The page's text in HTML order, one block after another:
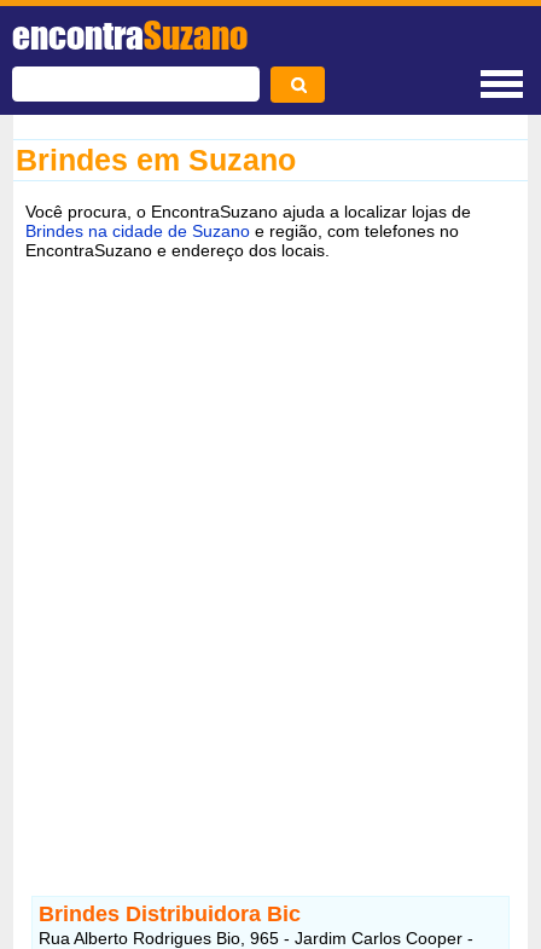
encontraSuzano
Brindes em Suzano
Você procura, o EncontraSuzano ajuda a localizar lojas de
Brindes na cidade de Suzano e região, com telefones no
EncontraSuzano e endereço dos locais.
Brindes Distribuidora Bic
Rua Alberto Rodrigues Bio, 965 - Jardim Carlos Cooper -